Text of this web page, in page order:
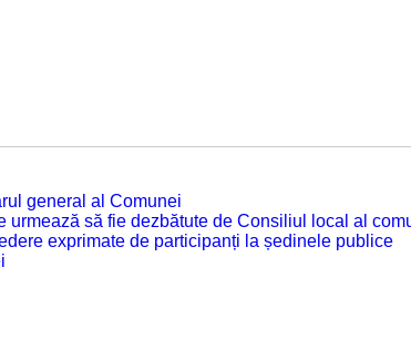
general al Comunei
să fie dezbătute de Consiliul local al
exprimate de participanți la ședinele publice